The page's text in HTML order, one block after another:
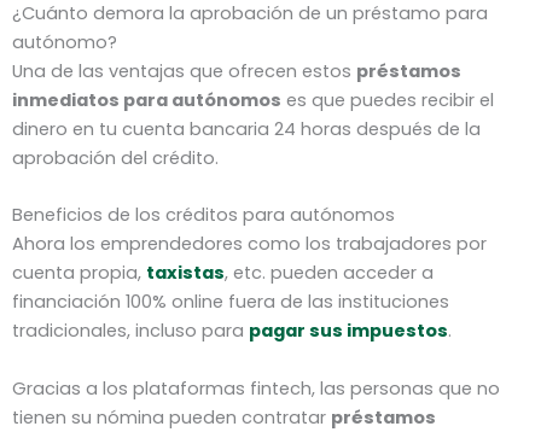
¿Cuánto demora la aprobación de un préstamo para
autónomo?
Una de las ventajas que ofrecen estos préstamos
inmediatos para autónomos es que puedes recibir el
dinero en tu cuenta bancaria 24 horas después de la
aprobación del crédito.
Beneficios de los créditos para autónomos
Ahora los emprendedores como los trabajadores por
cuenta propia, taxistas, etc. pueden acceder a
financiación 100% online fuera de las instituciones
tradicionales, incluso para pagar sus impuestos.
Gracias a los plataformas fintech, las personas que no
tienen su nómina pueden contratar préstamos